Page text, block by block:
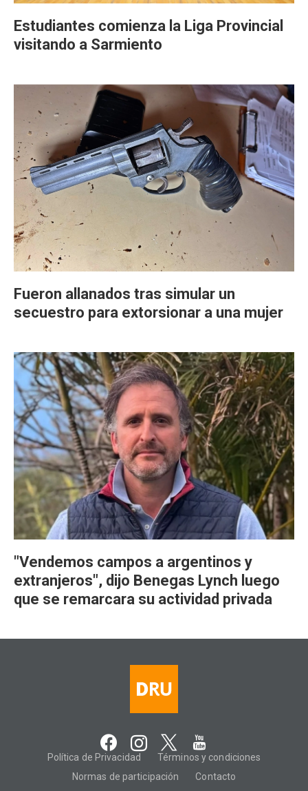
Estudiantes comienza la Liga Provincial
visitando a Sarmiento
Fueron allanados tras simular un
secuestro para extorsionar a una mujer
"Vendemos campos a argentinos y
extranjeros", dijo Benegas Lynch luego
que se remarcara su actividad privada
Política de Privacidad
Términos y condiciones
Normas de participación
Contacto